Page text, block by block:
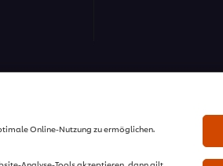
Rechte vorbehalten.
Online-Nutzung zu ermöglichen.
Analyse-Tools akzeptieren, dann gilt